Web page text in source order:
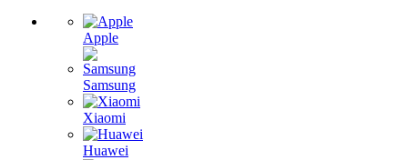
Apple
Samsung
Xiaomi
Huawei